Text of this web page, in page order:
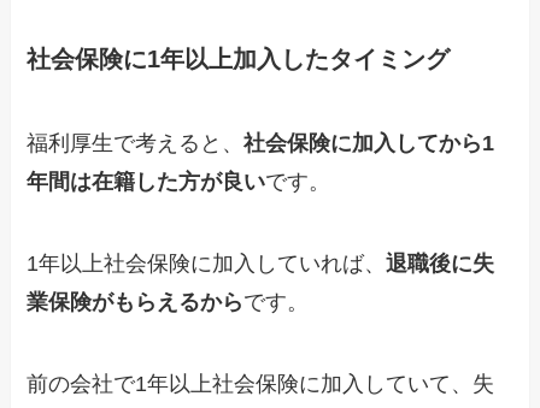
社会保険に1年以上加入したタイミング
福利厚生で考えると、社会保険に加入してから1
年間は在籍した方が良いです。
1年以上社会保険に加入していれば、退職後に失
業保険がもらえるからです。
前の会社で1年以上社会保険に加入していて、失